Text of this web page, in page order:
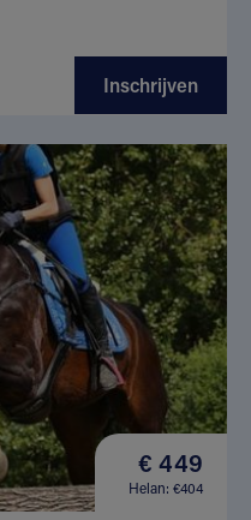
Inschrijven
€ 449
Helan: €404